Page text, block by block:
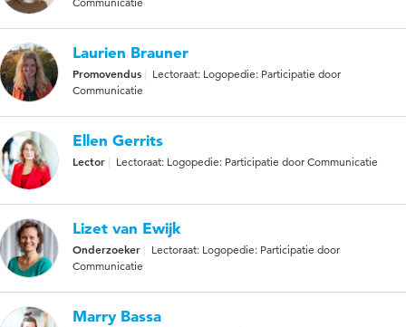
Laurien Brauner
Promovendus
Lectoraat: Logopedie: Participatie door
Communicatie
Ellen Gerrits
Lector Lectoraat: Logopedie: Participatie door Communicatie
Lizet van Ewijk
Onderzoeker
Lectoraat: Logopedie: Participatie door
Communicatie
Marry Bassa